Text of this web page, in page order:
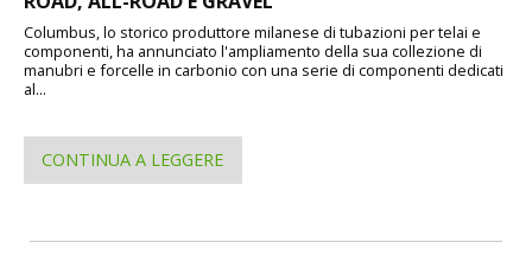
Columbus, lo storico produttore milanese di tubazioni per telai e
componenti, ha annunciato l'ampliamento della sua collezione di
manubri e forcelle in carbonio con una serie di componenti dedicati
al...
CONTINUA A LEGGERE